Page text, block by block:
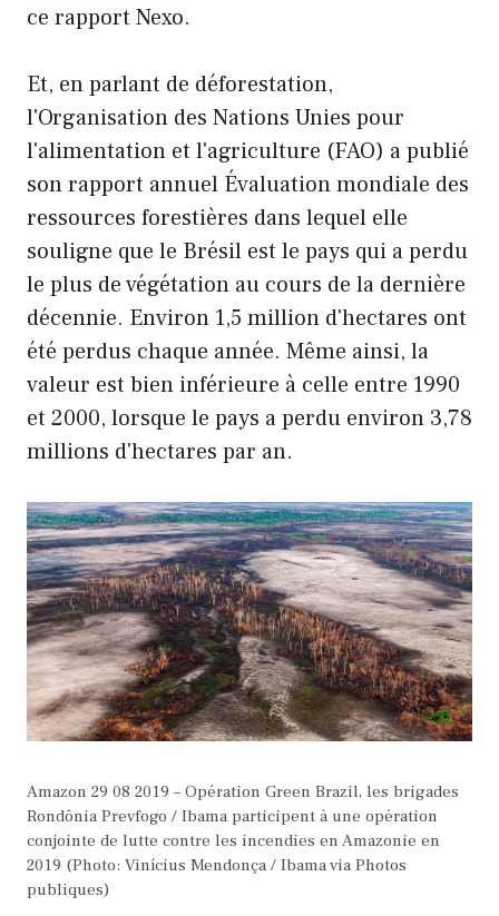
ce rapport Nexo.
Et, en parlant de déforestation,
l'Organisation des Nations Unies pour
l'alimentation et l'agriculture (FAO) a publié
son rapport annuel Évaluation mondiale des
ressources forestières dans lequel elle
souligne que le Brésil est le pays qui a perdu
le plus de végétation au cours de la dernière
décennie. Environ 1,5 million d'hectares ont
été perdus chaque année. Même ainsi, la
valeur est bien inférieure à celle entre 1990
et 2000, lorsque le pays a perdu environ 3,78
millions d'hectares par an.
Amazon 29 08 2019 – Opération Green Brazil, les brigades
Rondônia Prevfogo / Ibama participent à une opération
conjointe de lutte contre les incendies en Amazonie en
2019 (Photo: Vinícius Mendonça / Ibama via Photos
publiques)